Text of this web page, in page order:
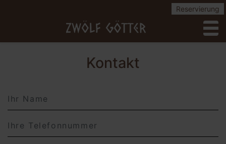
Reservierung
Kontakt